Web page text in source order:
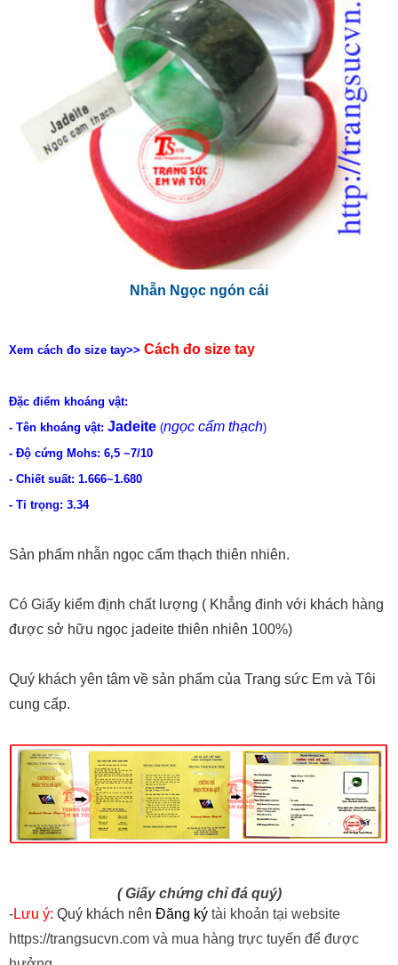
Nhẫn Ngọc ngón cái
Xem cách đo size tay>> Cách đo size tay
Đặc điểm khoáng vật:
- Tên khoáng vật: Jadeite (ngọc cẩm thạch)
- Độ cứng Mohs: 6,5 ~7/10
- Chiết suất: 1.666~1.680
- Tỉ trọng: 3.34
Sản phẩm nhẫn ngọc cẩm thạch thiên nhiên.
Có Giấy kiểm định chất lượng ( Khẳng đinh với khách hàng
được sở hữu ngọc jadeite thiên nhiên 100%)
Quý khách yên tâm về sản phẩm của Trang sức Em và Tôi
cung cấp.
( Giấy chứng chỉ đá quý)
-Lưu ý: Quý khách nên Đăng ký tài khoản tại website
https://trangsucvn.com và mua hàng trực tuyến để được